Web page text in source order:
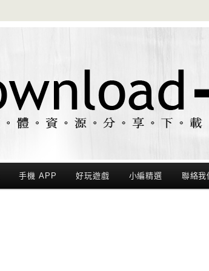
手機 APP 好玩遊戲 小編精選 聯絡我